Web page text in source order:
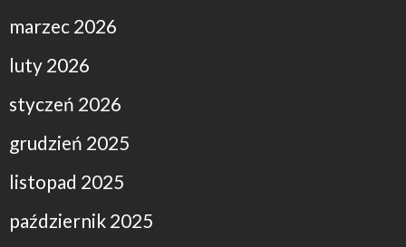
marzec 2026
luty 2026
styczeń 2026
grudzień 2025
listopad 2025
październik 2025